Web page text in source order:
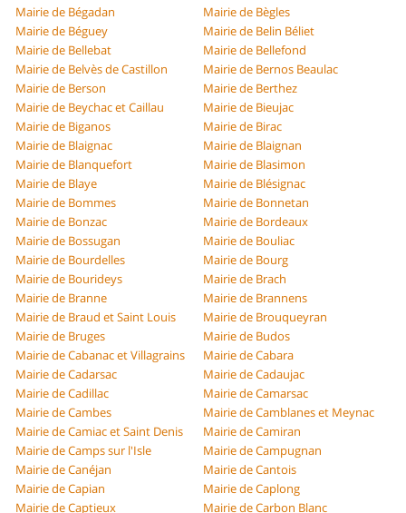
Mairie de Bégadan
Mairie de Bègles
Mairie de Béguey
Mairie de Belin Béliet
Mairie de Bellebat
Mairie de Bellefond
Mairie de Belvès de Castillon
Mairie de Bernos Beaulac
Mairie de Berson
Mairie de Berthez
Mairie de Beychac et Caillau
Mairie de Bieujac
Mairie de Biganos
Mairie de Birac
Mairie de Blaignac
Mairie de Blaignan
Mairie de Blanquefort
Mairie de Blasimon
Mairie de Blaye
Mairie de Blésignac
Mairie de Bommes
Mairie de Bonnetan
Mairie de Bonzac
Mairie de Bordeaux
Mairie de Bossugan
Mairie de Bouliac
Mairie de Bourdelles
Mairie de Bourg
Mairie de Bourideys
Mairie de Brach
Mairie de Branne
Mairie de Brannens
Mairie de Braud et Saint Louis
Mairie de Brouqueyran
Mairie de Bruges
Mairie de Budos
Mairie de Cabanac et Villagrains
Mairie de Cabara
Mairie de Cadarsac
Mairie de Cadaujac
Mairie de Cadillac
Mairie de Camarsac
Mairie de Cambes
Mairie de Camblanes et Meynac
Mairie de Camiac et Saint Denis
Mairie de Camiran
Mairie de Camps sur l'Isle
Mairie de Campugnan
Mairie de Canéjan
Mairie de Cantois
Mairie de Capian
Mairie de Caplong
Mairie de Captieux
Mairie de Carbon Blanc